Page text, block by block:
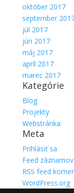
október 2017
september
júl 2017
jún 2017
máj 2017
apríl 2017
marec 2017
Kategórie
Blog
Projekty
Webstránka
Meta
Prihlásiť sa
Feed záznamov
RSS feed
WordPress.org